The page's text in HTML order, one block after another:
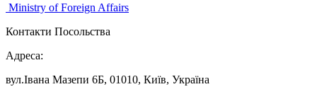
Ministry of Foreign Affairs
Контакти Посольства
Адреса:
вул.Івана Мазепи 6Б, 01010, Київ, Україна